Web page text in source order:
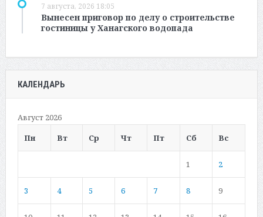
7 августа, 2026 18:05
Вынесен приговор по делу о строительстве
гостиницы у Ханагского водопада
КАЛЕНДАРЬ
Август 2026
Пн
Вт Ср Чт Пт Сб Вс
1 2
3 4 5 6 7 8 9